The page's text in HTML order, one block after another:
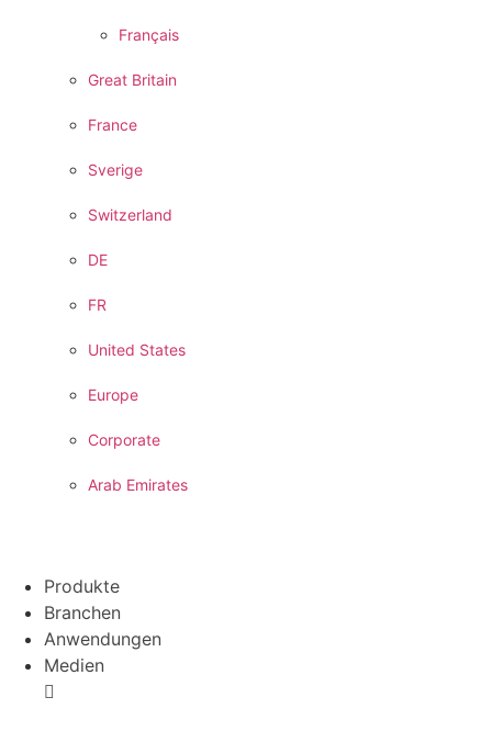
Français
Great Britain
France
Sverige
Switzerland
DE
FR
United States
Europe
Corporate
Arab Emirates
Produkte
Branchen
Anwendungen
Medien